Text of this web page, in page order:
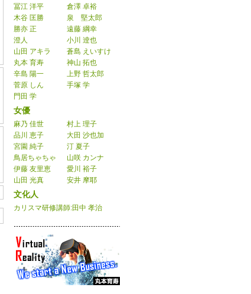
冨江 洋平
倉澤 卓裕
木谷 匡勝
泉 堅太郎
勝亦 正
遠藤 綱幸
澄人
小川 逹也
山田 アキラ
蒼島 えいすけ
丸本 育寿
神山 拓也
辛島 陽一
上野 哲太郎
菅原 しん
手塚 学
門田 学
女優
麻乃 佳世
村上 理子
品川 恵子
大田 沙也加
宮園 純子
汀 夏子
鳥居ちゃちゃ
山咲 カンナ
伊藤 友里恵
愛川 裕子
山田 光真
安井 摩耶
文化人
カリスマ研修講師:田中 孝治